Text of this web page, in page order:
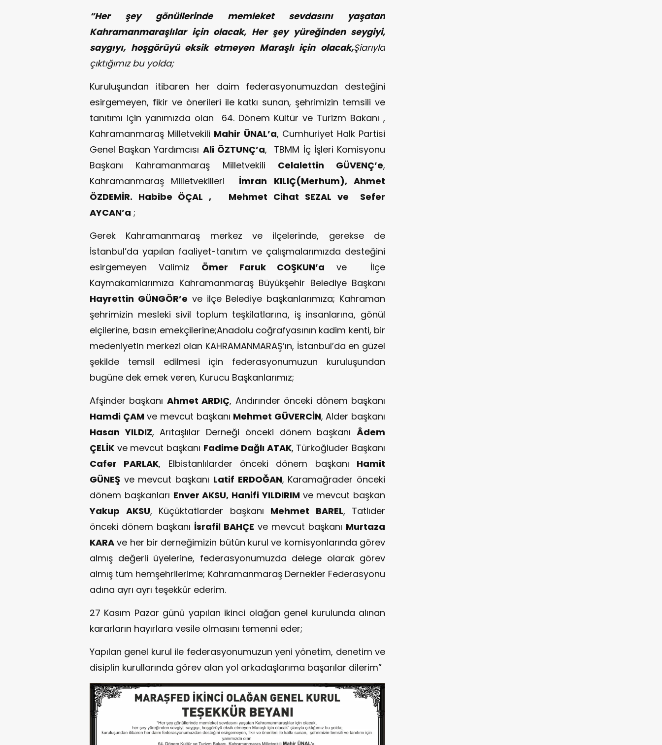
“Her şey gönüllerinde memleket sevdasını yaşatan
Kahramanmaraşlılar için olacak, Her şey yüreğinden seygiyi,
saygıyı, hoşgörüyü eksik etmeyen Maraşlı için olacak,Şiarıyla
çıktığımız bu yolda;
Kuruluşundan itibaren her daim federasyonumuzdan desteğini
esirgemeyen, fikir ve önerileri ile katkı sunan, şehrimizin temsili ve
tanıtımı için yanımızda olan 64. Dönem Kültür ve Turizm Bakanı ,
Kahramanmaraş Milletvekili Mahir ÜNAL’a, Cumhuriyet Halk Partisi
Genel Başkan Yardımcısı Ali ÖZTUNÇ’a, TBMM İç İşleri Komisyonu
Başkanı Kahramanmaraş Milletvekili Celalettin GÜVENÇ’e,
Kahramanmaraş Milletvekilleri İmran KILIÇ(Merhum), Ahmet
ÖZDEMİR. Habibe ÖÇAL , Mehmet Cihat SEZAL ve Sefer
AYCAN’a ;
Gerek Kahramanmaraş merkez ve ilçelerinde, gerekse de
İstanbul’da yapılan faaliyet-tanıtım ve çalışmalarımızda desteğini
esirgemeyen Valimiz Ömer Faruk COŞKUN’a ve İlçe
Kaymakamlarımıza Kahramanmaraş Büyükşehir Belediye Başkanı
Hayrettin GÜNGÖR’e ve ilçe Belediye başkanlarımıza; Kahraman
şehrimizin mesleki sivil toplum teşkilatlarına, iş insanlarına, gönül
elçilerine, basın emekçilerine;Anadolu coğrafyasının kadim kenti, bir
medeniyetin merkezi olan KAHRAMANMARAŞ’ın, İstanbul’da en güzel
şekilde temsil edilmesi için federasyonumuzun kuruluşundan
bugüne dek emek veren, Kurucu Başkanlarımız;
Afşinder başkanı Ahmet ARDIÇ, Andırınder önceki dönem başkanı
Hamdi ÇAMve mevcut başkanı Mehmet GÜVERCİN, Alder başkanı
Hasan YILDIZ, Arıtaşlılar Derneği önceki dönem başkanıÂdem
ÇELİK ve mevcut başkanı Fadime Dağlı ATAK, Türkoğluder Başkanı
Cafer PARLAK, Elbistanlılarder önceki dönem başkanı Hamit
GÜNEŞ ve mevcut başkanı Latif ERDOĞAN, Karamağrader önceki
dönem başkanları Enver AKSU, Hanifi YILDIRIM ve mevcut başkan
Yakup AKSU, Küçüktatlarder başkanı Mehmet BAREL, Tatlıder
önceki dönem başkanı İsrafil BAHÇE ve mevcut başkanı Murtaza
KARA ve her bir derneğimizin bütün kurul ve komisyonlarında görev
almış değerli üyelerine, federasyonumuzda delege olarak görev
almış tüm hemşehrilerime; Kahramanmaraş Dernekler Federasyonu
adına ayrı ayrı teşekkür ederim.
27 Kasım Pazar günü yapılan ikinci olağan genel kurulunda alınan
kararların hayırlara vesile olmasını temenni eder;
Yapılan genel kurul ile federasyonumuzun yeni yönetim, denetim ve
disiplin kurullarında görev alan yol arkadaşlarıma başarılar dilerim”